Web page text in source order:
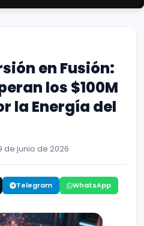
en Fusión:
los $100M
la Energía del
de junio de 2026
Telegram WhatsApp